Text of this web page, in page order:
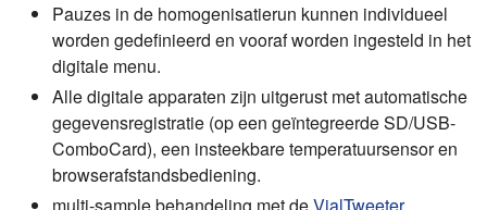
Pauzes in de homogenisatierun kunnen individueel
worden gedefinieerd en vooraf worden ingesteld in het
digitale menu.
Alle digitale apparaten zijn uitgerust met automatische
gegevensregistratie (op een geïntegreerde SD/USB-
ComboCard), een insteekbare temperatuursensor en
browserafstandsbediening.